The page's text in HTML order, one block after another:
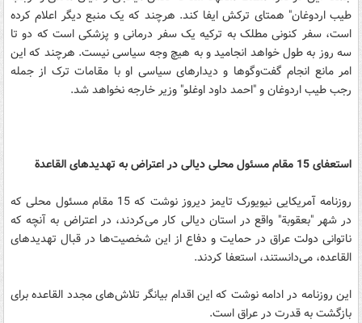
طیب اردوغان" همتای ترکش ایفا کند. هرچند که یک منبع دیگر اعلام کرده
است، سفر کنونی مطلک به ترکیه یک سفر درمانی و پزشکی است که دو تا
سه روز به طول خواهد انجامید و به هیچ وجه سیاسی نیست. هرچند که این
امر مانع انجام گفت‌وگوها و دیدارهای سیاسی او با مقامات ترک از جمله
رجب طیب اردوغان و "احمد داود اوغلو" وزیر خارجه نخواهد شد.
استعفای 15 مقام مسئول محلی دیالی در اعتراض به تهدیدهای القاعدة
روزنامه آمریکایی نیویورک تایمز دیروز نوشت که 15 مقام مسئول محلی که
در شهر "بعقوبة" واقع در استان دیالی کار می‌کردند، در اعتراض به آنچه که
ناتوانی دولت عراق در حمایت و دفاع از این شخصیت‌ها در قبال تهدیدهای
القاعده، می‌دانستند، استعفا کردند.
این روزنامه در ادامه نوشت که این اقدام بیانگر تلاش‌های مجدد القاعده برای
بازگشت به قدرت در عراق است.